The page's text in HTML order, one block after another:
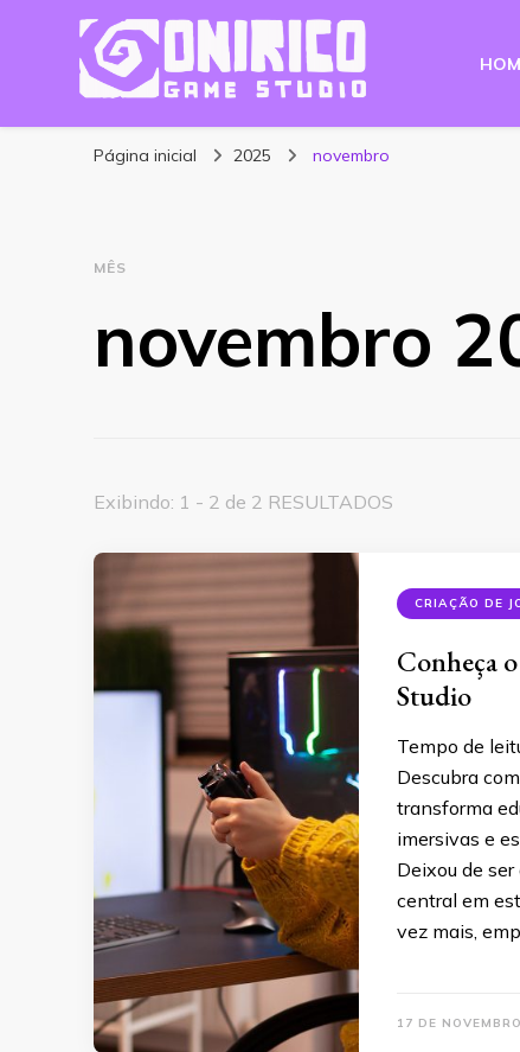
Blog Onirico
Página inicial 2025 novembro
MÊS
novembro
Exibindo: 1 - 2 de 2 RESULTADOS
CRIAÇÃO DE
Conheça
Studio
Tempo de
Descubra
transforma
imersivas e
Deixou de
central em
vez mais,
17 DE